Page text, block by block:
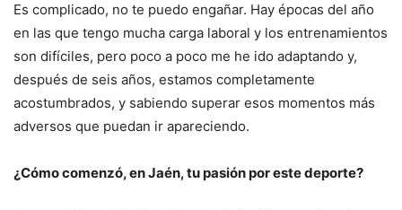
Es complicado, no te puedo engañar. Hay épocas del año
en las que tengo mucha carga laboral y los entrenamientos
son difíciles, pero poco a poco me he ido adaptando y,
después de seis años, estamos completamente
acostumbrados, y sabiendo superar esos momentos más
adversos que puedan ir apareciendo.
¿Cómo comenzó, en Jaén, tu pasión por este deporte?